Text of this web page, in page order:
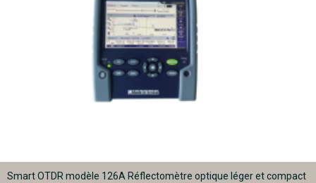
Smart OTDR modèle 126A Réflectomètre optique léger et compact